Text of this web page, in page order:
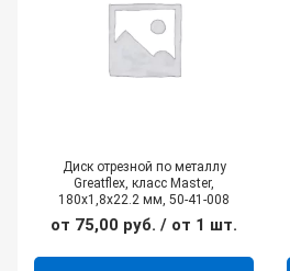
Диск отрезной по металлу
Greatflex, класс Master,
180х1,8х22.2 мм, 50-41-008
от 75,00 руб. / от 1 шт.